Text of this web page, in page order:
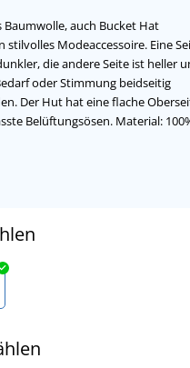
auch Bucket Hat
stilvolles Modeaccessoire. Eine
die andere Seite ist heller
oder Stimmung beidseitig
Der Hut hat eine flache
Belüftungsösen. Material: